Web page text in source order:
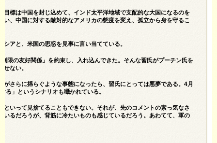
標は中国を封じ込めて、インド太平洋地域で支配的な大国になるのを
、中国に対する敵対的なアメリカの態度を変え、孤立から身を守るこ
アと、米国の思惑を見事に言い当てている。
限の友好関係」を約束し、入れ込んできた。そんな習氏がプーチン氏を
せない。
さらに揺らぐような事態になったら、習氏にとっては悪夢である。4月
る」というシナリオも囁かれている。
いって見捨てることもできない。それが、先のコメントの素っ気なさ
るだろうが、背筋に冷たいものも感じているだろう。あわてて、軍の